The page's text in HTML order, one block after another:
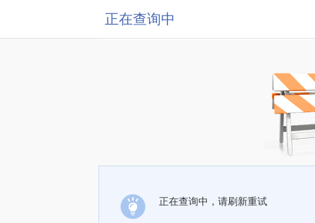
正在查询中
正在查询中，请刷新重试